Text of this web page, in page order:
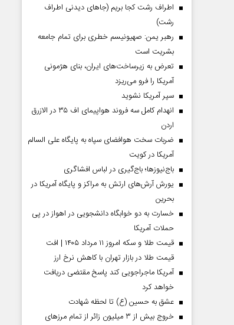
اطراف رشت کجا بریم (جاهای دیدنی اطراف
رشت)
رهبر یمن: صهیونیسم خطری برای تمام جامعه
بشریت است
تعرض به زیرساخت‌های ایران، بنای هژمونی
آمریکا را فرو می‌ریزد
سپر آمریکا نشوید
انهدام کامل سه فروند هواپیمای اف ۳۵ در الازرق
اردن
ضربات سخت هوافضای سپاه به پایگاه علی السالم
آمریکا در کویت
باج‌نیوزها؛ باج‌گیری در لباس افشاگری
یورش آرش‌های ارتش به مراکز و پایگاه‌ آمریکا در
بحرین
خسارت به دو خوابگاه دانشجویی در اهواز در پی
حملات آمریکا
قیمت طلا و سکه امروز ۱۱ مرداد ۱۴۰۵ | افت
قیمت طلا در بازار تهران با کاهش نرخ ارز
آمریکا ماجراجویی کند پاسخ مقتضی دریافت
خواهد کرد
عشق به حسین (ع) تا لحظه شهادت
خروج بیش از ۳ میلیون زائر از تمام مرز‌های